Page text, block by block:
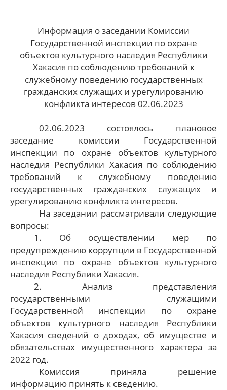
Информация о заседании Комиссии
Государственной инспекции по охране
объектов культурного наследия Республики
Хакасия по соблюдению требований к
служебному поведению государственных
гражданских служащих и урегулированию
конфликта интересов 02.06.2023
02.06.2023 состоялось плановое
заседание комиссии Государственной
инспекции по охране объектов культурного
наследия Республики Хакасия по соблюдению
требований к служебному поведению
государственных гражданских служащих и
урегулированию конфликта интересов.
На заседании рассматривали следующие
вопросы:
1. Об осуществлении мер по
предупреждению коррупции в Государственной
инспекции по охране объектов культурного
наследия Республики Хакасия.
2. Анализ представления
государственными служащими
Государственной инспекции по охране
объектов культурного наследия Республики
Хакасия сведений о доходах, об имуществе и
обязательствах имущественного характера за
2022 год.
Комиссия приняла решение
информацию принять к сведению.